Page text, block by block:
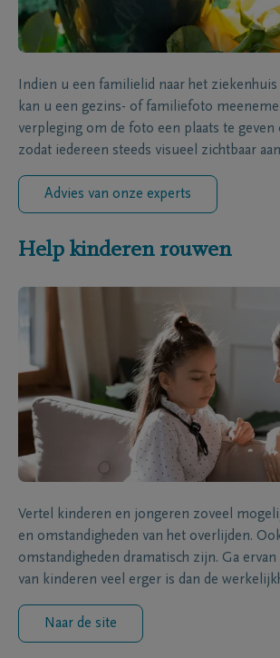
Indien u een familielid naar het
kan u een gezins- of familiefoto
verpleging om de foto een plaats te geven
zodat iedereen steeds visueel zichtbaar
Advies van onze experts
Help kinderen rouwen
Vertel kinderen en jongeren zoveel
en omstandigheden van het overlijden.
omstandigheden dramatisch zijn. Ga
van kinderen veel erger is dan de
Naar de site